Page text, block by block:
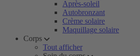
Après-soleil
Autobronzant
Crème solaire
Maquillage solaire
Corps
Tout afficher